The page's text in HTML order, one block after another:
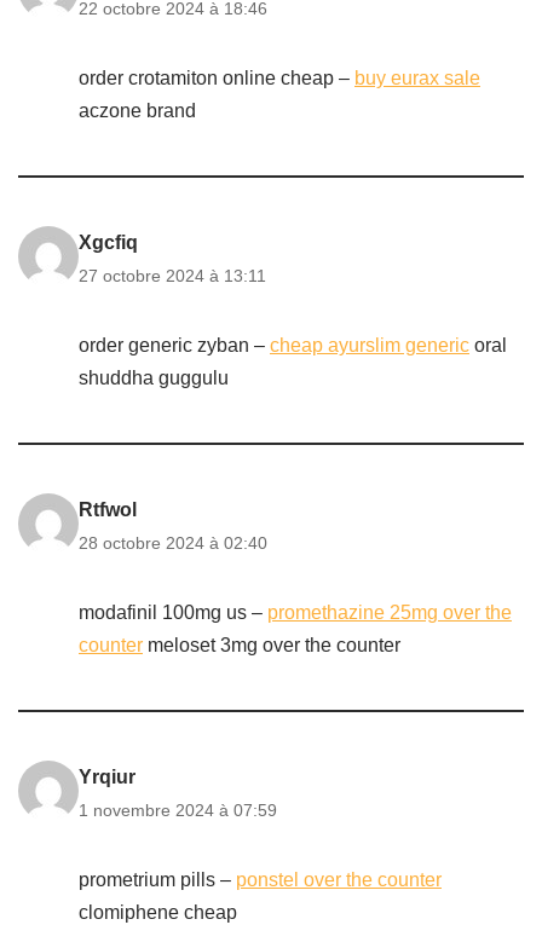
22 octobre 2024 à 18:46
order crotamiton online cheap – buy eurax sale
aczone brand
Xgcfiq
27 octobre 2024 à 13:11
order generic zyban – cheap ayurslim generic oral
shuddha guggulu
Rtfwol
28 octobre 2024 à 02:40
modafinil 100mg us – promethazine 25mg over the
counter meloset 3mg over the counter
Yrqiur
1 novembre 2024 à 07:59
prometrium pills – ponstel over the counter
clomiphene cheap